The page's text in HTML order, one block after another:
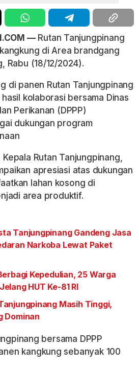
—Rutan Tanjungpinang
di Area brandgang
Rabu (18/12/2024).
di panen Rutan Tanjungpinang
kolaborasi bersama Dinas
Perikanan (DPPP)
dukungan program
Kepala Rutan Tanjungpinang,
apresiasi atas dukungan
lahan kosong di
area produktif.
Tanjungpinang Gandeng Jasa
Narkoba Lewat Paket
Kepedulian, 25 Warga
HUT Ke-81 RI
Masih Tinggi,
Dominan
bersama DPPP
kangkung sebanyak 100